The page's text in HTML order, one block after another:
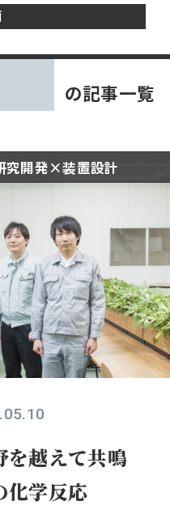
の記事一覧
究開発×装置設計
を越えて共鳴
化学反応
クト
用
用